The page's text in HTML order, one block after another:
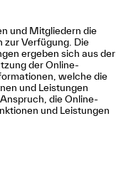
und Mitgliedern die
zur Verfügung. Die
ergeben sich aus der
der Online-
welche die
und Leistungen
die Online-
und Leistungen